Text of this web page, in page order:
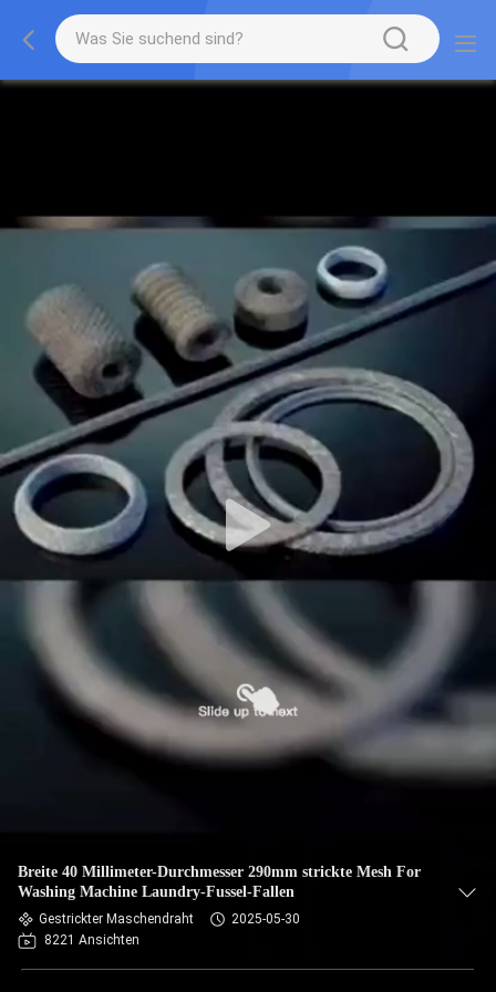
Breite 40 Millimeter-Durchmesser 290mm strickte Mesh For
Washing Machine Laundry-Fussel-Fallen
Gestrickter Maschendraht
2025-05-30
8221 Ansichten